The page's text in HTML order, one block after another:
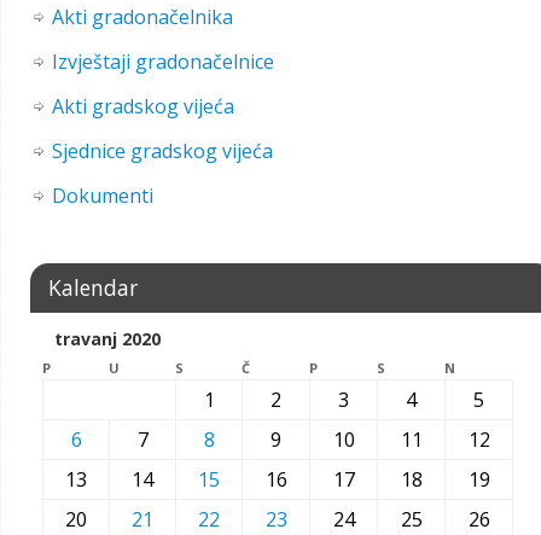
Akti gradonačelnika
Izvještaji gradonačelnice
Akti gradskog vijeća
Sjednice gradskog vijeća
Dokumenti
Kalendar
travanj 2020
P U S Č P S N
1 2 3 4
5
6
7 8 9 10 11
12
13
14 15 16 17 18
19
20
21 22 23 24 25
26